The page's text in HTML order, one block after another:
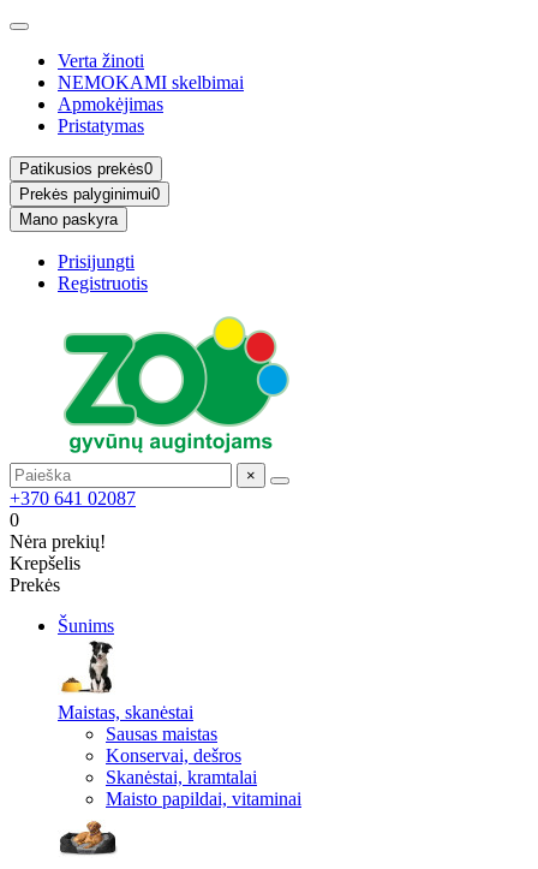
Verta žinoti
NEMOKAMI skelbimai
Apmokėjimas
Pristatymas
Patikusios prekės0
Prekės palyginimui0
Mano paskyra
Prisijungti
Registruotis
×
+370 641 02087
0
Nėra prekių!
Krepšelis
Prekės
Šunims
Maistas, skanėstai
Sausas maistas
Konservai, dešros
Skanėstai, kramtalai
Maisto papildai, vitaminai